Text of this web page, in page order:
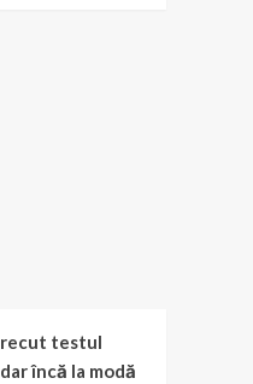
testul
încă la modă